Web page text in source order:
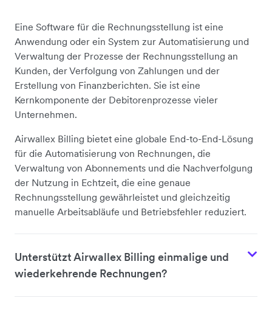
Eine Software für die Rechnungsstellung ist eine
Anwendung oder ein System zur Automatisierung und
Verwaltung der Prozesse der Rechnungsstellung an
Kunden, der Verfolgung von Zahlungen und der
Erstellung von Finanzberichten. Sie ist eine
Kernkomponente der Debitorenprozesse vieler
Unternehmen.
Airwallex Billing bietet eine globale End-to-End-Lösung
für die Automatisierung von Rechnungen, die
Verwaltung von Abonnements und die Nachverfolgung
der Nutzung in Echtzeit, die eine genaue
Rechnungsstellung gewährleistet und gleichzeitig
manuelle Arbeitsabläufe und Betriebsfehler reduziert.
Unterstützt Airwallex Billing einmalige und
wiederkehrende Rechnungen?